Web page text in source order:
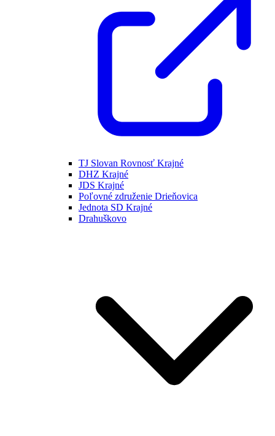
TJ Slovan Rovnosť Krajné
DHZ Krajné
JDS Krajné
Poľovné združenie Drieňovica
Jednota SD Krajné
Drahuškovo